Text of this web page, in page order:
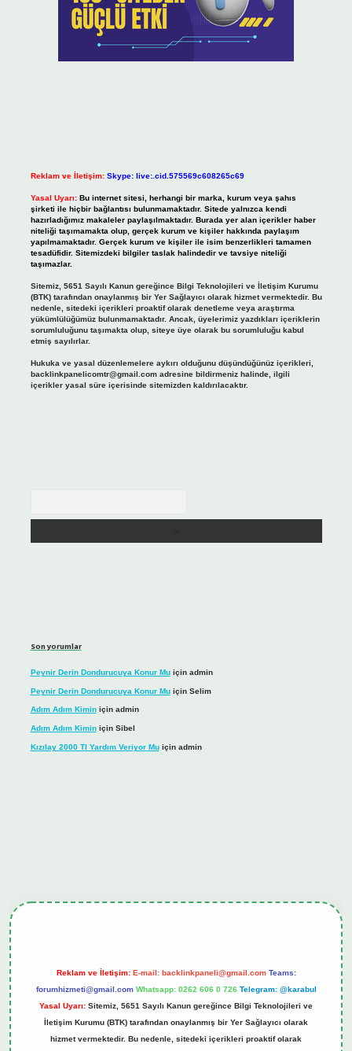
Reklam ve İletişim: Skype: live:.cid.575569c608265c69
Yasal Uyarı: Bu internet sitesi, herhangi bir marka, kurum veya şahıs
şirketi ile hiçbir bağlantısı bulunmamaktadır. Sitede yalnızca kendi
hazırladığımız makaleler paylaşılmaktadır. Burada yer alan içerikler haber
niteliği taşımamakta olup, gerçek kurum ve kişiler hakkında paylaşım
yapılmamaktadır. Gerçek kurum ve kişiler ile isim benzerlikleri tamamen
tesadüfidir. Sitemizdeki bilgiler taslak halindedir ve tavsiye niteliği
taşımazlar.
Sitemiz, 5651 Sayılı Kanun gereğince Bilgi Teknolojileri ve İletişim Kurumu
(BTK) tarafından onaylanmış bir Yer Sağlayıcı olarak hizmet vermektedir. Bu
nedenle, sitedeki içerikleri proaktif olarak denetleme veya araştırma
yükümlülüğümüz bulunmamaktadır. Ancak, üyelerimiz yazdıkları içeriklerin
sorumluluğunu taşımakta olup, siteye üye olarak bu sorumluluğu kabul
etmiş sayılırlar.
Hukuka ve yasal düzenlemelere aykırı olduğunu düşündüğünüz içerikleri,
backlinkpanelicomtr@gmail.comadresine bildirmeniz halinde, ilgili
içerikler yasal süre içerisinde sitemizden kaldırılacaktır.
Son yorumlar
Peynir Derin Dondurucuya Konur Muiçin admin
Peynir Derin Dondurucuya Konur Muiçin Selim
Adım Adım Kiminiçin admin
Adım Adım Kiminiçin Sibel
Kızılay 2000 Tl Yardım Veriyor Muiçin admin
Reklam ve İletişim: E-mail: backlinkpaneli@gmail.com Teams:
forumhizmeti@gmail.com Whatsapp: 0262 606 0 726 Telegram: @karabul
Yasal Uyarı: Sitemiz, 5651 Sayılı Kanun gereğince Bilgi Teknolojileri ve
İletişim Kurumu (BTK) tarafından onaylanmış bir Yer Sağlayıcı olarak
hizmet vermektedir. Bu nedenle, sitedeki içerikleri proaktif olarak